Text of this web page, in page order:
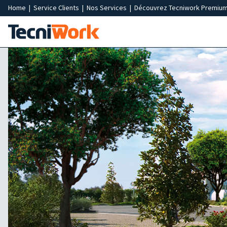
Home | Service Clients | Nos Services | Découvrez Tecniwork